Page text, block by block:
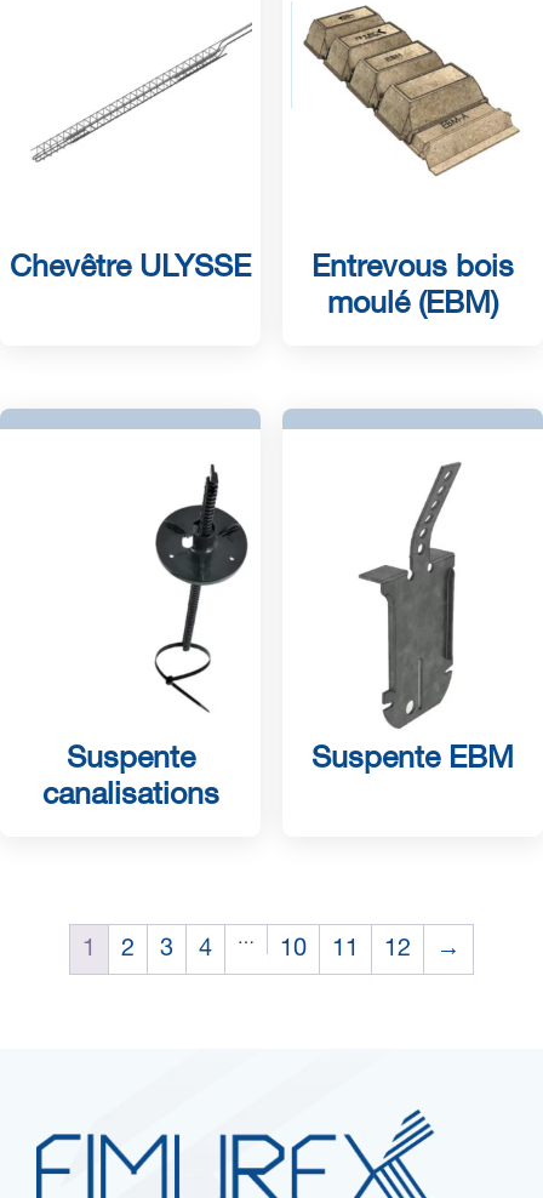
Chevêtre ULYSSE
Entrevous bois
moulé (EBM)
Suspente
canalisations
Suspente EBM
1 2 3 4 … 10 11 12 →